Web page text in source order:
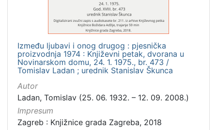
Između ljubavi i onog drugog : pjesnička
proizvodnja 1974 : Književni petak, dvorana u
Novinarskom domu, 24. 1. 1975., br. 473 /
Tomislav Ladan ; urednik Stanislav Škunca
Autor
Ladan, Tomislav (25. 06. 1932. – 12. 09. 2008.)
Impresum
Zagreb : Knjižnice grada Zagreba, 2018